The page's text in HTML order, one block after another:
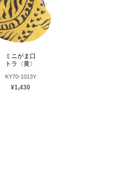
ミニがま口
トラ〈黄〉
KY70-1013Y
¥1,430